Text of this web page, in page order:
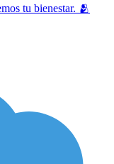
tu bienestar. 🫂